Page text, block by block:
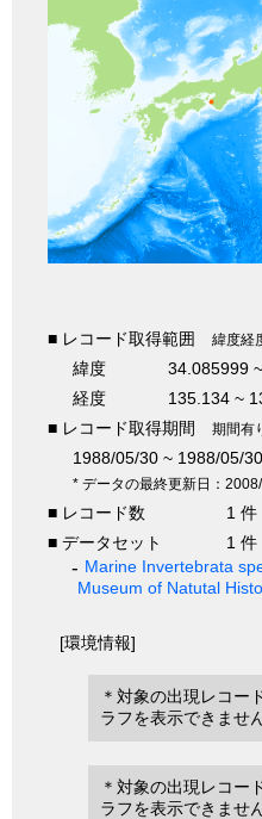
■ レコード取得範囲 緯度経
緯度
34.085999
経度
135.134 ~
■ レコード取得期間
期間有
1988/05/30 ~ 1988/05/30
* データの最終更新日：
■ レコード数
1 件
■ データセット
1 件
Marine Invertebrata
Museum of Natutal
[環境情報]
＊対象の出現レコー
ラフを表示できません
＊対象の出現レコー
ラフを表示できません